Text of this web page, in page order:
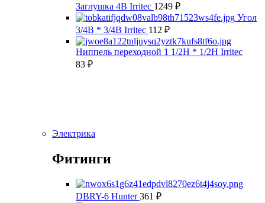
Заглушка 4В Irritec 1249 ₽
Угол
3/4В * 3/4В Irritec 112 ₽
Ниппель переходной 1 1/2Н * 1/2Н Irritec
83 ₽
Электрика
Фитинги
DBRY-6 Hunter361 ₽